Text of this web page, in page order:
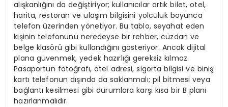
alışkanlığını da değiştiriyor; kullanıcılar artık bilet, otel,
harita, restoran ve ulaşım bilgisini yolculuk boyunca
telefon üzerinden yönetiyor. Bu tablo, seyahat eden
kişinin telefonunu neredeyse bir rehber, cüzdan ve
belge klasörü gibi kullandığını gösteriyor. Ancak dijital
plana güvenmek, yedek hazırlığı gereksiz kılmaz.
Pasaportun fotoğrafı, otel adresi, sigorta bilgisi ve biniş
kartı telefonun dışında da saklanmalı; pil bitmesi veya
bağlantı kesilmesi gibi durumlara karşı kısa bir B planı
hazırlanmalıdır.